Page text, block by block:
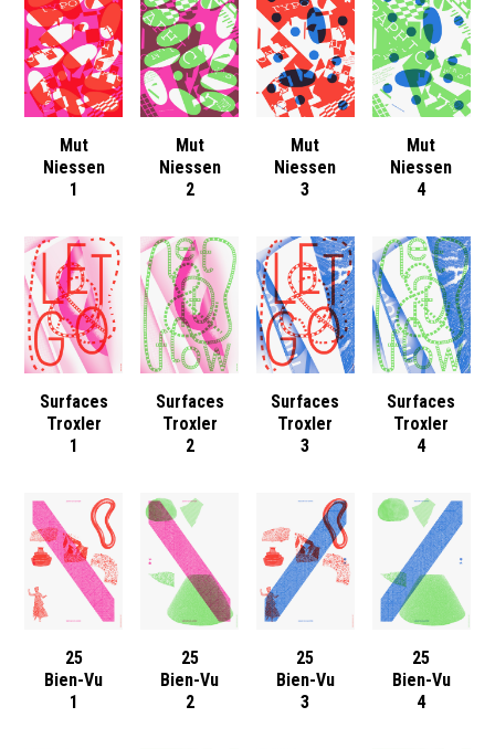
Mut
Niessen
1
Mut
Niessen
2
Mut
Niessen
3
Mut
Niessen
4
Surfaces
Troxler
1
Surfaces
Troxler
2
Surfaces
Troxler
3
Surfaces
Troxler
4
25
Bien-Vu
1
25
Bien-Vu
2
25
Bien-Vu
3
25
Bien-Vu
4